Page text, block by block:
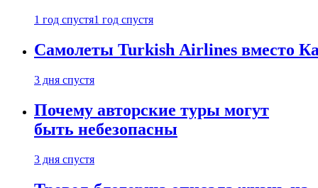
1 год спустя1 год спустя
Самолеты Turkish Airlines вместо
3 дня спустя
Почему авторские туры могут
быть небезопасны
3 дня спустя